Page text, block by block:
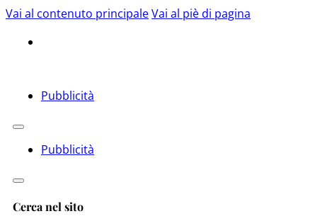
Vai al contenuto principaleVai al piè di pagina
Pubblicità
Pubblicità
Cerca nel sito